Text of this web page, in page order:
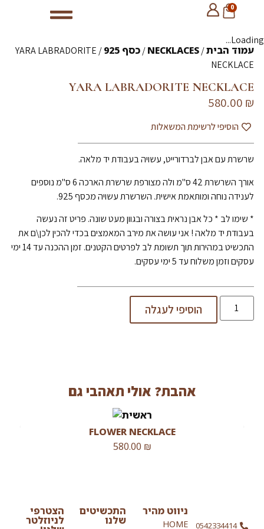
0
Loading...
עמוד הבית/
NECKLACES
/כסף 925
/ YARA LABRADORITE
NECKLACE
YARA LABRADORITE NECKLACE
580.00 ₪
הוסיפי לרשימת המשאלות
שרשרת עם אבן לברדורייט, עשויה בעבודת יד מלאה.
אורך השרשרת 42 ס"מ ולה מצורפת שרשרת הארכה 6 ס"מ נוספים
לענידה נוחה ומותאמת אישית. השרשרת עשויה מכסף 925.
* שימו לב * כל אבן נראית בצורה ובגוון מעט שונה. פריט זה נעשה
בעבודת יד מלאה ! אני עושה את מירב המאמצים בכדי להכין לכן\ם את
התכשיט במהירות תוך תשומת לב לפרטים הקטנים. זמן ההכנה עד 14 ימי
עסקים וזמן משלוח עד 5 ימי עסקים.
הוסיפי לעגלה
אהבת? אולי תאהבי גם
FLOWER NECKLACE
580.00 ₪
0542334414
ניווט מהיר
HOME
התכשיטים
שלנו
הצטרפי
לניוזלטר